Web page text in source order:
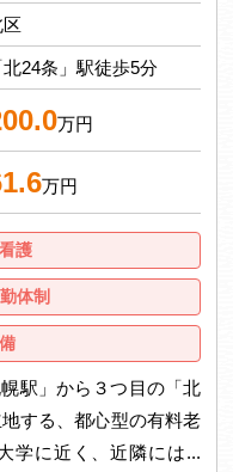
24条」駅徒歩5分
万円
万円
護
体制
駅」から３つ目の「北
する、都心型の有料老
学に近く、近隣には...